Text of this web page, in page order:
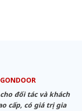
đối tác và khách
cấp, có giá trị gia